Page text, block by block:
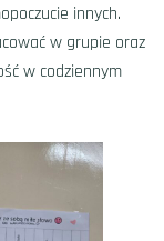
innych.
w grupie oraz
w codziennym